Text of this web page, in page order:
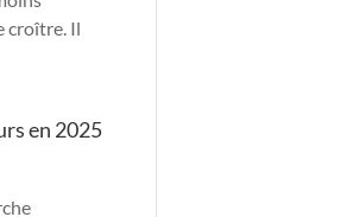
croître. Il
en 2025